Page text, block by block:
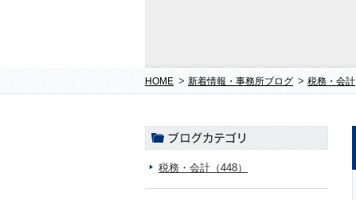
HOME > 新着情報・事務所ブログ > 税務・会計
税務・会計（448）